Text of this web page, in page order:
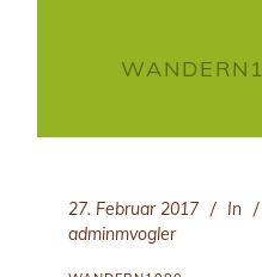
27. Februar 2017
In
adminmvogler